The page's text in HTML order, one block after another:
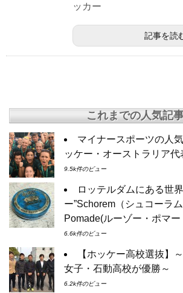
ッカー
記事を読
これまでの人気記
マイナースポーツの人
ッケー・オーストラリア代
9.5k件のビュー
ロッテルダムにある世
ー”Schorem（シュコーラ
Pomade(ルーゾー・ポマー
6.6k件のビュー
【ホッケー高校選抜】
女子・石動高校が優勝～
6.2k件のビュー